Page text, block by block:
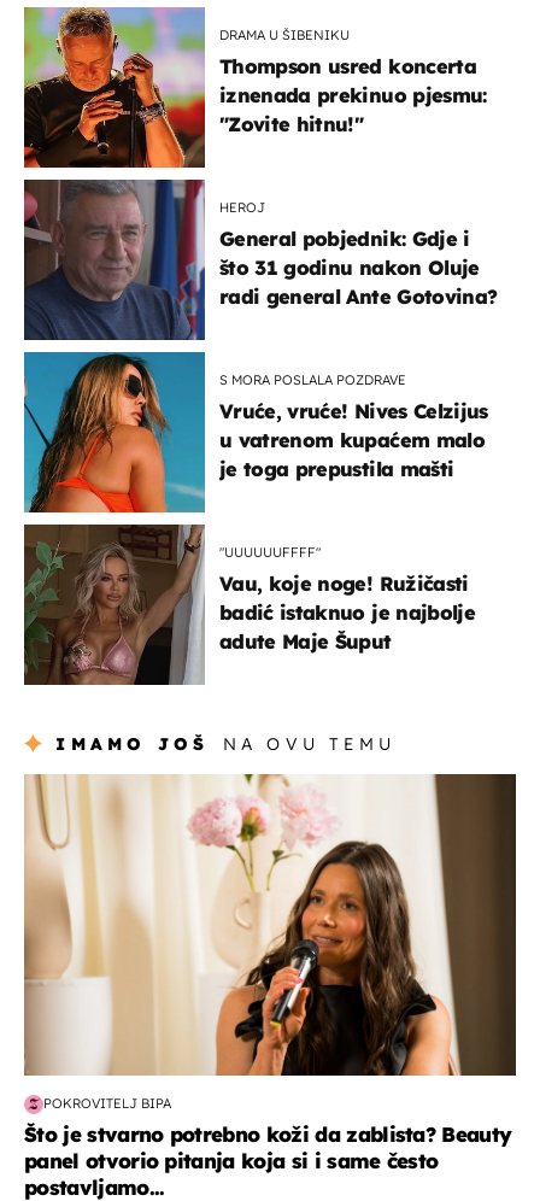
DRAMA U ŠIBENIKU
Thompson usred koncerta
iznenada prekinuo pjesmu:
"Zovite hitnu!"
HEROJ
General pobjednik: Gdje i
što 31 godinu nakon Oluje
radi general Ante Gotovina?
S MORA POSLALA POZDRAVE
Vruće, vruće! Nives Celzijus
u vatrenom kupaćem malo
je toga prepustila mašti
"UUUUUUFFFF"
Vau, koje noge! Ružičasti
badić istaknuo je najbolje
adute Maje Šuput
IMAMO JOŠ NA OVU TEMU
moda & ljepota
POKROVITELJ BIPA
Što je stvarno potrebno koži da zablista? Beauty
panel otvorio pitanja koja si i same često
postavljamo...